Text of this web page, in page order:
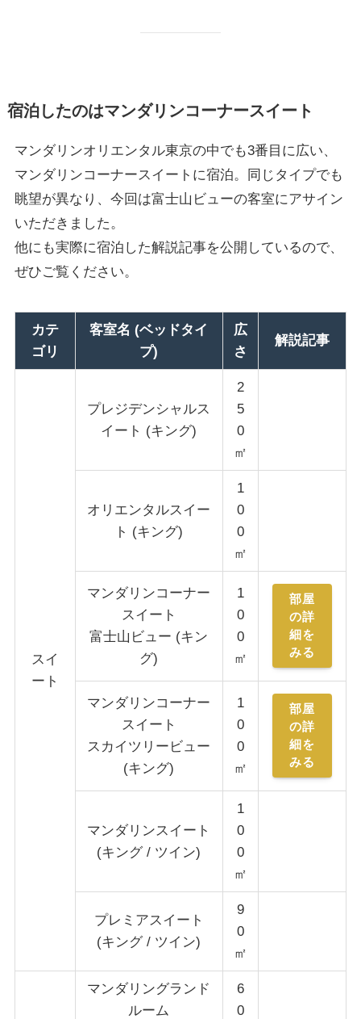
宿泊したのはマンダリンコーナースイート
マンダリンオリエンタル東京の中でも3番目に広い、
マンダリンコーナースイートに宿泊。同じタイプでも
眺望が異なり、今回は富士山ビューの客室にアサイン
いただきました。
他にも実際に宿泊した解説記事を公開しているので、
ぜひご覧ください。
カテ
ゴリ
客室名 (ベッドタイ
プ)
広
さ
解説記事
スイ
ート
プレジデンシャルス
イート (キング)
2
5
0
㎡
オリエンタルスイー
ト (キング)
1
0
0
㎡
マンダリンコーナー
スイート
富士山ビュー (キン
グ)
1
0
0
㎡
部屋
の詳
細を
みる
マンダリンコーナー
スイート
スカイツリービュー
(キング)
1
0
0
㎡
部屋
の詳
細を
みる
マンダリンスイート
(キング / ツイン)
1
0
0
㎡
プレミアスイート
(キング / ツイン)
9
0
㎡
マンダリングランド
ルーム
6
0